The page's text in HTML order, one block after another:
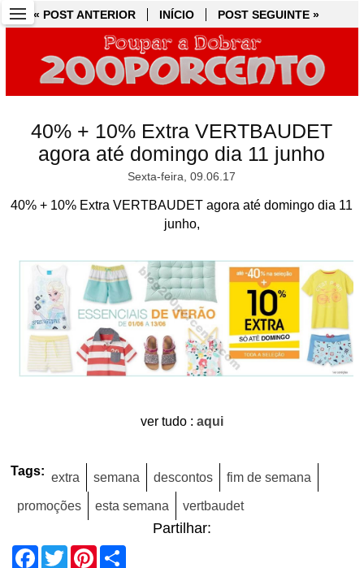
« POST ANTERIOR INÍCIO POST SEGUINTE »
40% + 10% Extra VERTBAUDET
agora até domingo dia 11 junho
Sexta-feira, 09.06.17
40% + 10% Extra VERTBAUDET agora até domingo dia 11
junho,
ver tudo : aqui
Tags: extra semana descontos fim de semana
promoções esta semana vertbaudet
Partilhar:
Facebook
TwitterPinterest
« POST ANTERIOR INÍCIO POST SEGUINTE »